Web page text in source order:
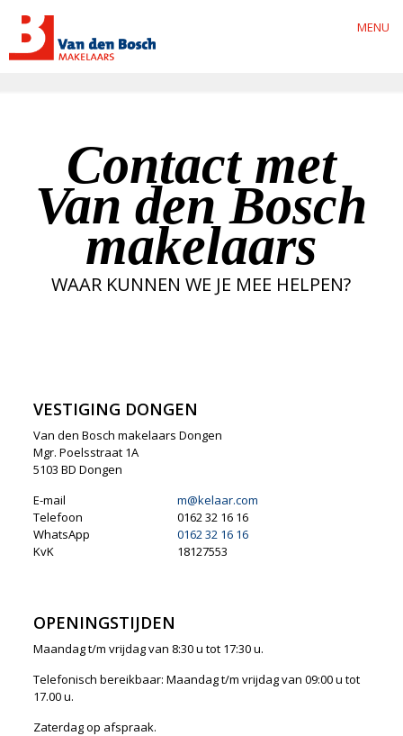
MENU
Contact met
Van den Bosch
makelaars
WAAR KUNNEN WE JE MEE HELPEN?
VESTIGING DONGEN
Van den Bosch makelaars Dongen
Mgr. Poelsstraat 1A
5103 BD Dongen
E-mail
Telefoon
WhatsApp
KvK
m@kelaar.com
0162 32 16 16
0162 32 16 16
18127553
OPENINGSTIJDEN
Maandag t/m vrijdag van 8:30 u tot 17:30 u.
Telefonisch bereikbaar: Maandag t/m vrijdag van 09:00 u tot
17.00 u.
Zaterdag op afspraak.